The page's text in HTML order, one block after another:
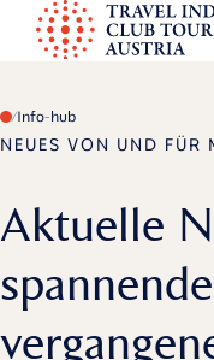
p
t
o
n
t
e
Info-hub
NEUES VON UND FÜR
Aktuelle